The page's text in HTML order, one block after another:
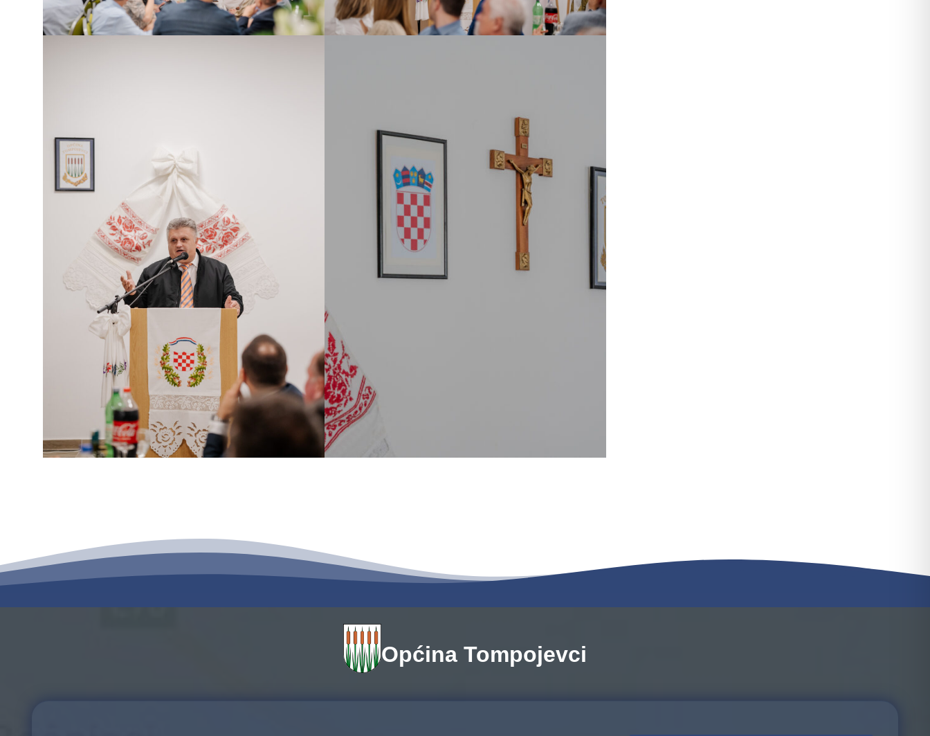
Općina Tompojevci